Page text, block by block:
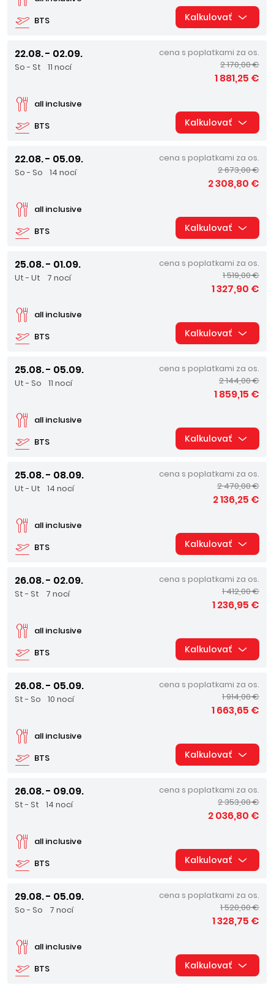
BTS Kalkulovať
22.08. - 02.09.
So - St 11 nocí
BTS
all inclusive
cena s poplatkami za os.
2 170,00 €
1 881,25 €
Kalkulovať
22.08. - 05.09.
So - So 14 nocí
BTS
all inclusive
cena s poplatkami za os.
2 673,00 €
2 308,80 €
Kalkulovať
25.08. - 01.09.
Ut - Ut 7 nocí
BTS
all inclusive
cena s poplatkami za os.
1 519,00 €
1 327,90 €
Kalkulovať
25.08. - 05.09.
Ut - So 11 nocí
BTS
all inclusive
cena s poplatkami za os.
2 144,00 €
1 859,15 €
Kalkulovať
25.08. - 08.09.
Ut - Ut 14 nocí
BTS
all inclusive
cena s poplatkami za os.
2 470,00 €
2 136,25 €
Kalkulovať
26.08. - 02.09.
St - St 7 nocí
BTS
all inclusive
cena s poplatkami za os.
1 412,00 €
1 236,95 €
Kalkulovať
26.08. - 05.09.
St - So 10 nocí
BTS
all inclusive
cena s poplatkami za os.
1 914,00 €
1 663,65 €
Kalkulovať
26.08. - 09.09.
St - St 14 nocí
BTS
all inclusive
cena s poplatkami za os.
2 353,00 €
2 036,80 €
Kalkulovať
29.08. - 05.09.
So - So 7 nocí
BTS
all inclusive
cena s poplatkami za os.
1 520,00 €
1 328,75 €
Kalkulovať